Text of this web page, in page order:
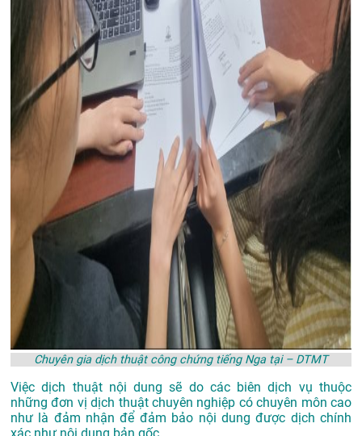
Chuyên gia dịch thuật công chứng tiếng Nga tại – DTMT
Việc dịch thuật nội dung sẽ do các biên dịch vụ thuộc
những đơn vị dịch thuật chuyên nghiệp có chuyên môn cao
như là đảm nhận để đảm bảo nội dung được dịch chính